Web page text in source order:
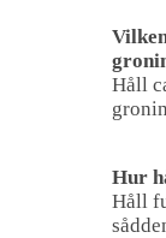
Håll
Hur
Håll